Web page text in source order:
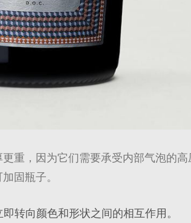
重，因为它们需要承受内部气泡的
固瓶子。
转向颜色和形状之间的相互作用。